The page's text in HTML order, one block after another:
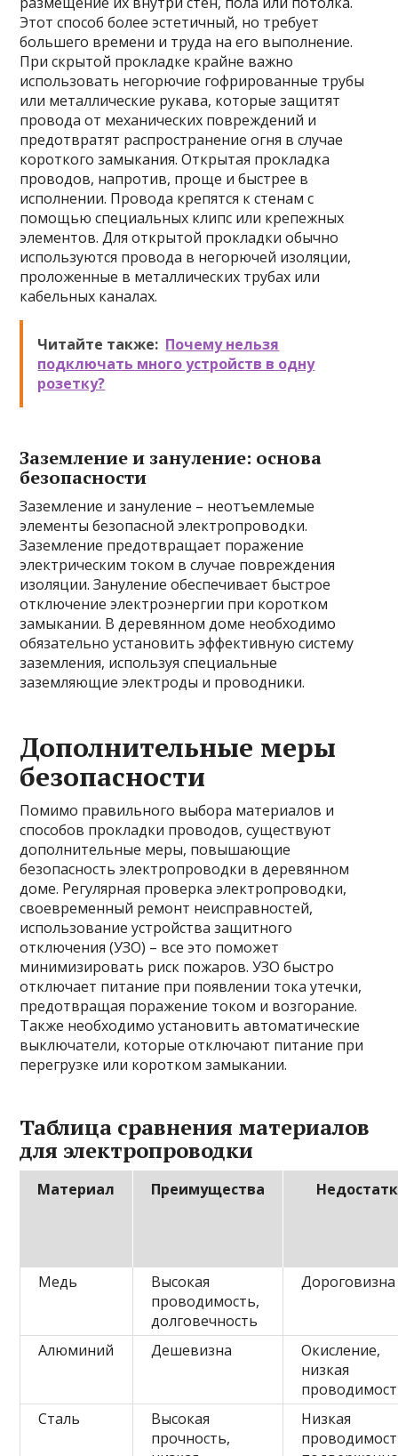
Этот способ более эстетичный, но требует
большего времени и труда на его выполнение.
При скрытой прокладке крайне важно
использовать негорючие гофрированные трубы
или металлические рукава, которые защитят
провода от механических повреждений и
предотвратят распространение огня в случае
короткого замыкания. Открытая прокладка
проводов, напротив, проще и быстрее в
исполнении. Провода крепятся к стенам с
помощью специальных клипс или крепежных
элементов. Для открытой прокладки обычно
используются провода в негорючей изоляции,
проложенные в металлических трубах или
кабельных каналах.
Читайте также: Почему нельзя
подключать много устройств в одну
розетку?
Заземление и зануление: основа
безопасности
Заземление и зануление – неотъемлемые
элементы безопасной электропроводки.
Заземление предотвращает поражение
электрическим током в случае повреждения
изоляции. Зануление обеспечивает быстрое
отключение электроэнергии при коротком
замыкании. В деревянном доме необходимо
обязательно установить эффективную систему
заземления, используя специальные
заземляющие электроды и проводники.
Дополнительные меры
безопасности
Помимо правильного выбора материалов и
способов прокладки проводов, существуют
дополнительные меры, повышающие
безопасность электропроводки в деревянном
доме. Регулярная проверка электропроводки,
своевременный ремонт неисправностей,
использование устройства защитного
отключения (УЗО) – все это поможет
минимизировать риск пожаров. УЗО быстро
отключает питание при появлении тока утечки,
предотвращая поражение током и возгорание.
Также необходимо установить автоматические
выключатели, которые отключают питание при
перегрузке или коротком замыкании.
Таблица сравнения материалов
для электропроводки
Материал Преимущества
Медь
Высокая
проводимость,
долговечность
Дороговизна
Алюминий Дешевизна
Окисление,
низкая
Сталь
Высокая
прочность,
Низкая